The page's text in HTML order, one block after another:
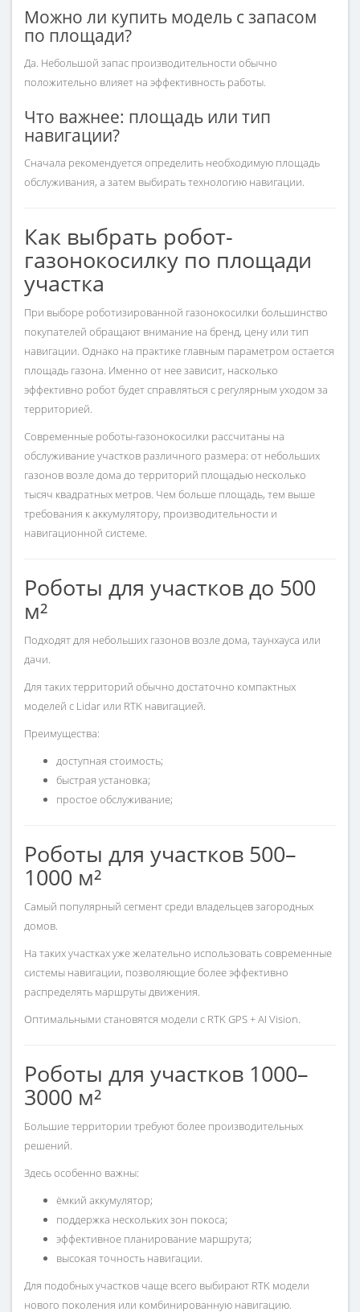
Можно ли купить модель с запасом
по площади?
Да. Небольшой запас производительности обычно
положительно влияет на эффективность работы.
Что важнее: площадь или тип
навигации?
Сначала рекомендуется определить необходимую площадь
обслуживания, а затем выбирать технологию навигации.
Как выбрать робот-
газонокосилку по площади
участка
При выборе роботизированной газонокосилки большинство
покупателей обращают внимание на бренд, цену или тип
навигации. Однако на практике главным параметром остается
площадь газона. Именно от нее зависит, насколько
эффективно робот будет справляться с регулярным уходом за
территорией.
Современные роботы-газонокосилки рассчитаны на
обслуживание участков различного размера: от небольших
газонов возле дома до территорий площадью несколько
тысяч квадратных метров. Чем больше площадь, тем выше
требования к аккумулятору, производительности и
навигационной системе.
Роботы для участков до 500
м²
Подходят для небольших газонов возле дома, таунхауса или
дачи.
Для таких территорий обычно достаточно компактных
моделей с Lidar или RTK навигацией.
Преимущества:
доступная стоимость;
быстрая установка;
простое обслуживание;
Роботы для участков 500–
1000 м²
Самый популярный сегмент среди владельцев загородных
домов.
На таких участках уже желательно использовать современные
системы навигации, позволяющие более эффективно
распределять маршруты движения.
Оптимальными становятся модели с RTK GPS + AI Vision.
Роботы для участков 1000–
3000 м²
Большие территории требуют более производительных
решений.
Здесь особенно важны:
ёмкий аккумулятор;
поддержка нескольких зон покоса;
эффективное планирование маршрута;
высокая точность навигации.
Для подобных участков чаще всего выбирают RTK модели
нового поколения или комбинированную навигацию.